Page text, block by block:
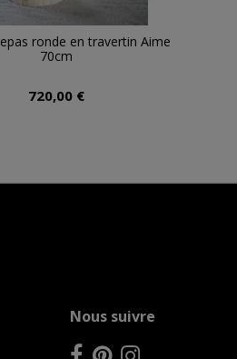
ronde en travertin Aime
70cm
720,00 €
Nous suivre